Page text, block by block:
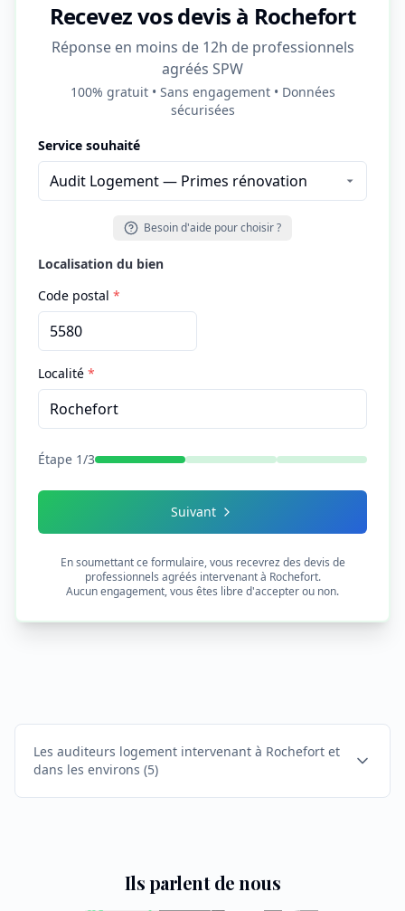
Recevez vos devis à Rochefort
Réponse en moins de 12h de professionnels
agréés SPW
100% gratuit • Sans engagement • Données
sécurisées
Service souhaité
Besoin d'aide pour choisir ?
Localisation du bien
Code postal *
Localité *
Étape 1/3
Suivant
En soumettant ce formulaire, vous recevrez des devis de
professionnels agréés intervenant à Rochefort.
Aucun engagement, vous êtes libre d'accepter ou non.
Les auditeurs logement intervenant à Rochefort et
dans les environs (5)
Ils parlent de nous